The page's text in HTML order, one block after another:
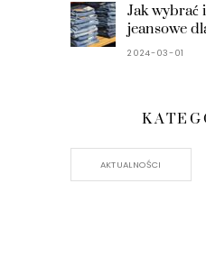
Jak wybrać
jeansowe
2024-03-01
AKTUALNOŚCI